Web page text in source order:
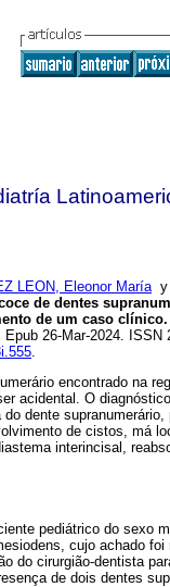
LEON, Eleonor Maríay
de dentes
de um caso clínico.
26-Mar-2024. ISSN
.
encontrado na
acidental. O
dente
de cistos, má
interincisal,
pediátrico do sexo
cujo achado
do cirurgião-dentista
de dois dentes